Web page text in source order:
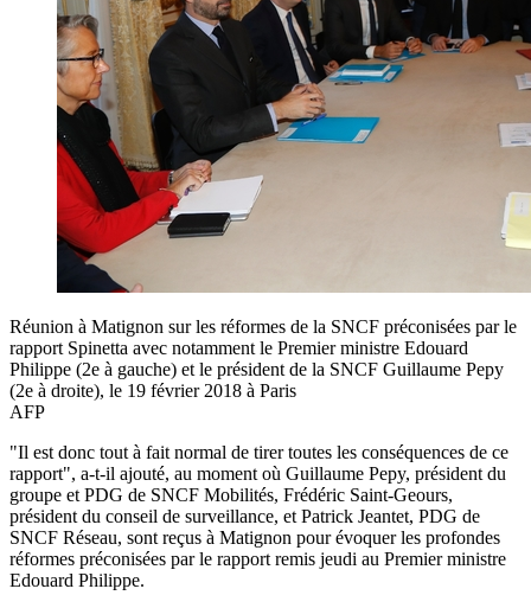
Réunion à Matignon sur les réformes de la SNCF préconisées par le
rapport Spinetta avec notamment le Premier ministre Edouard
Philippe (2e à gauche) et le président de la SNCF Guillaume Pepy
(2e à droite), le 19 février 2018 à Paris
AFP
"Il est donc tout à fait normal de tirer toutes les conséquences de ce
rapport", a-t-il ajouté, au moment où Guillaume Pepy, président du
groupe et PDG de SNCF Mobilités, Frédéric Saint-Geours,
président du conseil de surveillance, et Patrick Jeantet, PDG de
SNCF Réseau, sont reçus à Matignon pour évoquer les profondes
réformes préconisées par le rapport remis jeudi au Premier ministre
Edouard Philippe.